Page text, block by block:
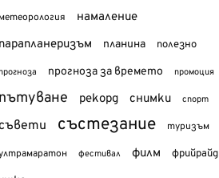
намаление
планина полезно
прогноза за времето промоция
рекорд снимки спорт
състезание туризъм
фестивал филм фрийрайд